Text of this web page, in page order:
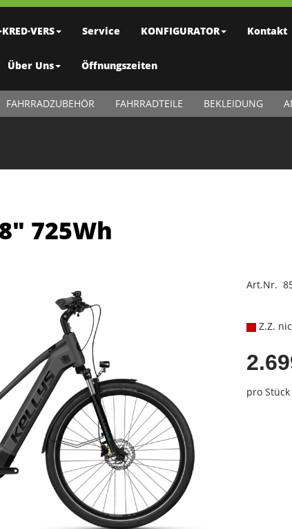
Service KONFIGURATOR Kontakt
Über Uns Öffnungszeiten
FAHRRADZUBEHÖR FAHRRADTEILE BEKLEIDUNG
725Wh
Art.Nr.
Z.Z.
pro